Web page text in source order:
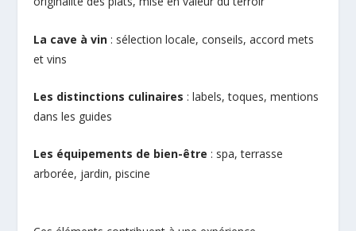
La cave à vin : sélection locale, conseils, accord mets
et vins
Les distinctions culinaires : labels, toques, mentions
dans les guides
Les équipements de bien-être : spa, terrasse
arborée, jardin, piscine